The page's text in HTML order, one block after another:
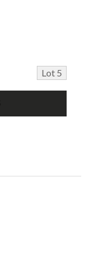
Lot 5